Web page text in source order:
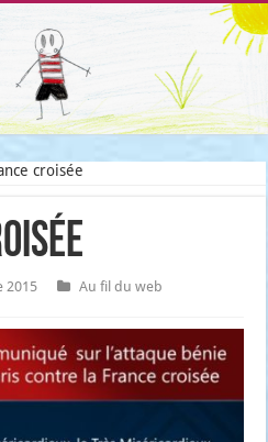
croisée
2015
Au fil du web